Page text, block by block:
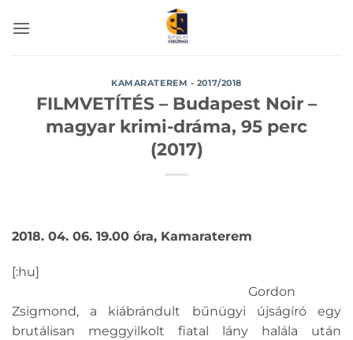
KAMARATEREM - 2017/2018
FILMVETÍTÉS – Budapest Noir –
magyar krimi-dráma, 95 perc
(2017)
2018. 04. 06. 19.00 óra, Kamaraterem
[:hu]
Gordon
Zsigmond, a kiábrándult bűnügyi újságíró egy
brutálisan meggyilkolt fiatal lány halála után